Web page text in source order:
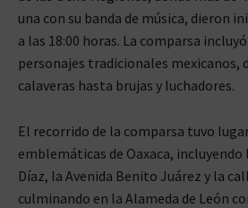
una con su banda de música, dieron
a las 18:00 horas. La comparsa
personajes tradicionales mexicanos,
calaveras hasta brujas y luchadores.
El recorrido de la comparsa tuvo
emblemáticas de Oaxaca,
Díaz, la Avenida Benito Juárez y la
culminando en la Alameda de León